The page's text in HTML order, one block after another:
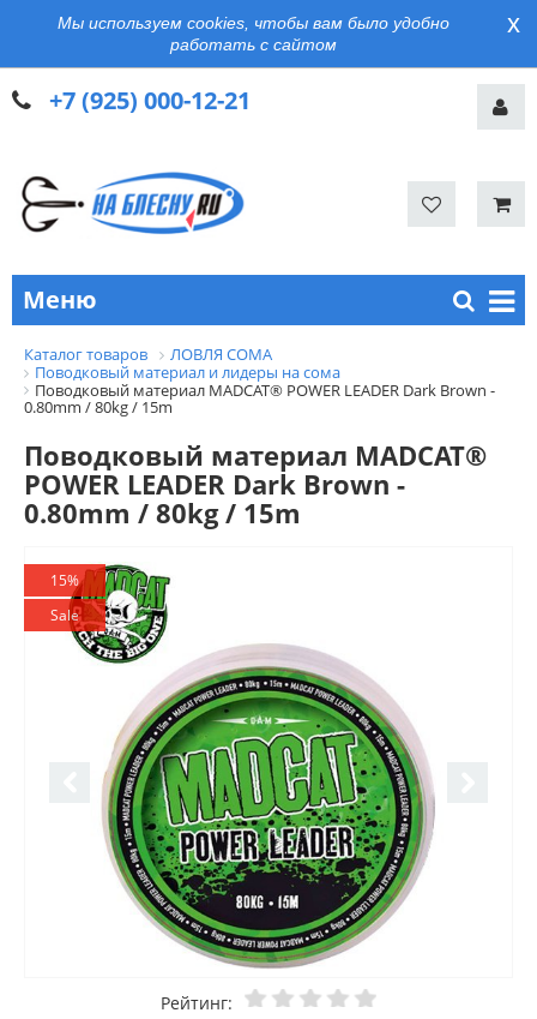
Мы используем cookies, чтобы вам было удобно
работать с сайтом
x
+7 (925) 000-12-21
Меню
Каталог товаров
ЛОВЛЯ СОМА
Поводковый материал и лидеры на сома
Поводковый материал MADCAT® POWER LEADER Dark Brown -
0.80mm / 80kg / 15m
Поводковый материал MADCAT®
POWER LEADER Dark Brown -
0.80mm / 80kg / 15m
15%
Sale
Рейтинг: